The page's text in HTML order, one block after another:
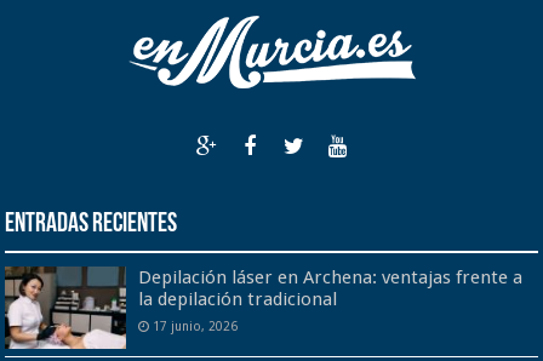
Entradas recientes
Depilación láser en Archena: ventajas frente a
la depilación tradicional
17 junio, 2026